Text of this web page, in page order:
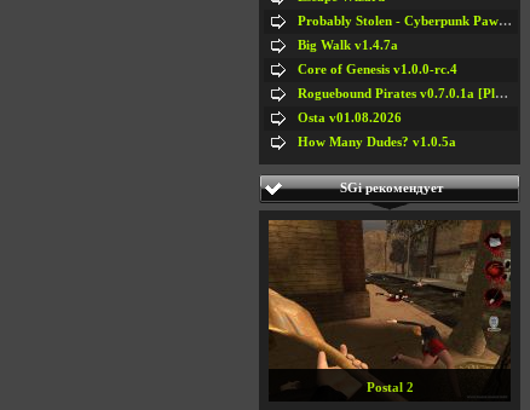
Probably Stolen - Cyberpunk Pawnshop Simulator v048c [Playtest]
Big Walk v1.4.7a
Core of Genesis v1.0.0-rc.4
Roguebound Pirates v0.7.0.1a [Playtest]
Osta v01.08.2026
How Many Dudes? v1.0.5a
SGi рекомендует
Postal 2